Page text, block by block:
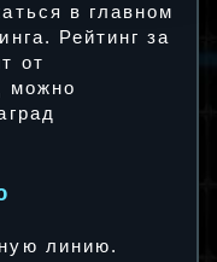
в главном
Рейтинг за
от
можно
линию.